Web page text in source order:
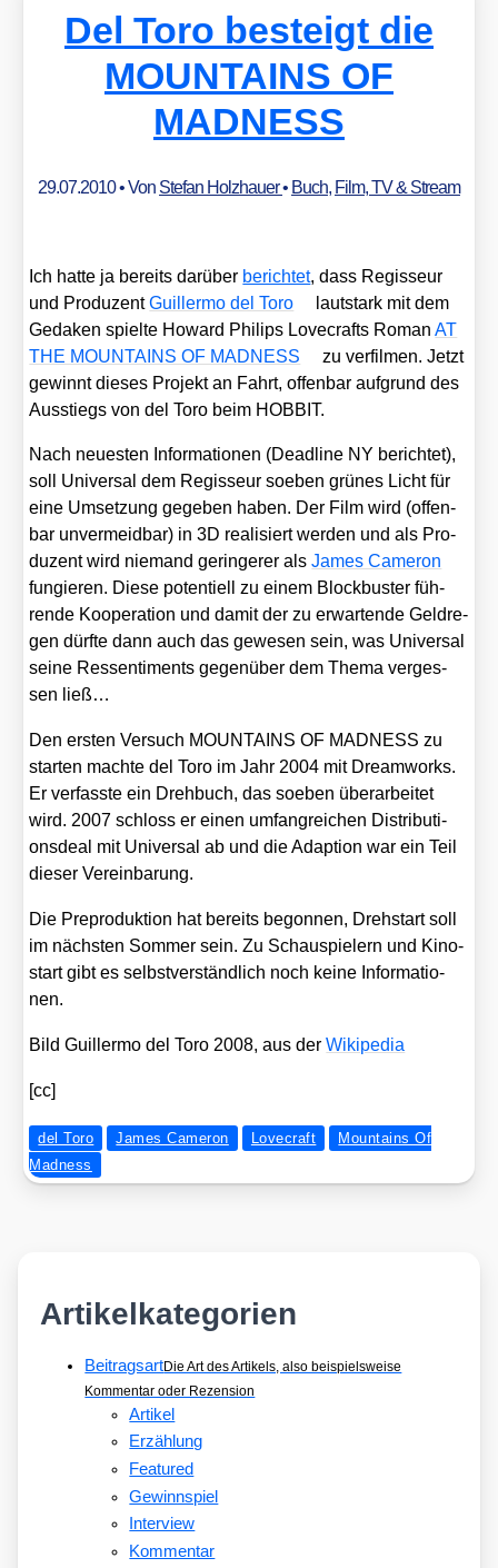
Del Toro besteigt die
MOUNTAINS OF
MADNESS
29.07.2010• Von Stefan Holzhauer• Buch, Film, TV & Stream
Ich hat­te ja bereits dar­über berich­tet, dass Regis­seur
und Pro­du­zentGuil­ler­mo del Toro
laut­stark mit dem
Geda­ken spiel­te Howard Phil­ips Love­crafts RomanAT
THE MOUNTAINS OF MADNESS
zu ver­fil­men. Jetzt
gewinnt die­ses Pro­jekt an Fahrt, offen­bar auf­grund des
Aus­stiegs von del Toro beim HOBBIT.
Nach neu­es­ten Infor­ma­tio­nen (Dead­line NY berich­tet),
soll Uni­ver­sal dem Regis­seur soeben grü­nes Licht für
eine Umset­zung gege­ben haben. Der Film wird (offen­
bar unver­meid­bar) in 3D rea­li­siert wer­den und als Pro­
du­zent wird nie­mand gerin­ge­rer alsJames Came­ron
fun­gie­ren. Die­se poten­ti­ell zu einem Block­bus­ter füh­
ren­de Koope­ra­ti­on und damit der zu erwar­ten­de Geld­re­
gen dürf­te dann auch das gewe­sen sein, was Uni­ver­sal
sei­ne Res­sen­ti­ments gegen­über dem The­ma ver­ges­
sen ließ…
Den ers­ten Ver­such MOUNTAINS OF MADNESS zu
star­ten mach­te del Toro im Jahr 2004 mit Dream­works.
Er ver­fass­te ein Dreh­buch, das soeben über­ar­bei­tet
wird. 2007 schloss er einen umfang­rei­chen Dis­tri­bu­ti­
ons­deal mit Uni­ver­sal ab und die Adap­ti­on war ein Teil
die­ser Ver­ein­ba­rung.
Die Pre­pro­duk­ti­on hat bereits begon­nen, Dreh­start soll
im nächs­ten Som­mer sein. Zu Schau­spie­lern und Kino­
start gibt es selbst­ver­ständ­lich noch kei­ne Infor­ma­tio­
nen.
Bild Guil­ler­mo del Toro 2008, aus derWiki­pe­dia
[cc]
del Toro James Cameron Lovecraft
Mountains Of
Madness
Artikelkategorien
BeitragsartDie Art des Artikels, also beispielsweise
Kommentar oder Rezension
Artikel
Erzählung
Featured
Gewinnspiel
Interview
Kommentar